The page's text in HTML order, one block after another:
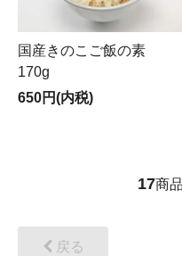
国産きのこご飯の素
170g
650円(内税)
17商
戻る